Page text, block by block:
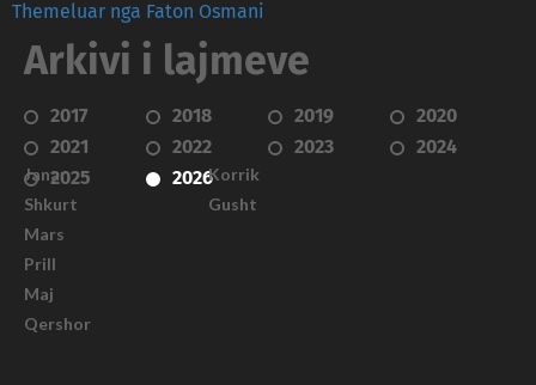
Themeluar nga Faton Osmani
Arkivi i lajmeve
2017 2018 2019
2020
2021
2022 2023
2024
2025
2026
Janar
Shkurt
Mars
Prill
Maj
Qershor
Korrik
Gusht